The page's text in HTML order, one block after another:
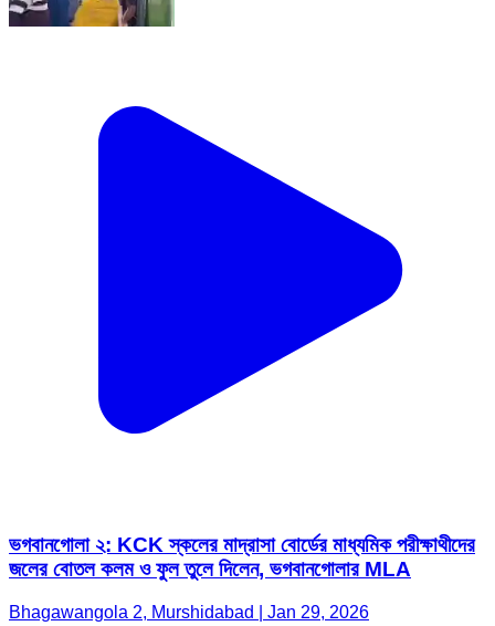
ভগবানগোলা ২: KCK স্কলের মাদ্রাসা বোর্ডের মাধ্যমিক পরীক্ষাথীদের
জলের বোতল কলম ও ফুল তুলে দিলেন, ভগবানগোলার MLA
Bhagawangola 2, Murshidabad | Jan 29, 2026